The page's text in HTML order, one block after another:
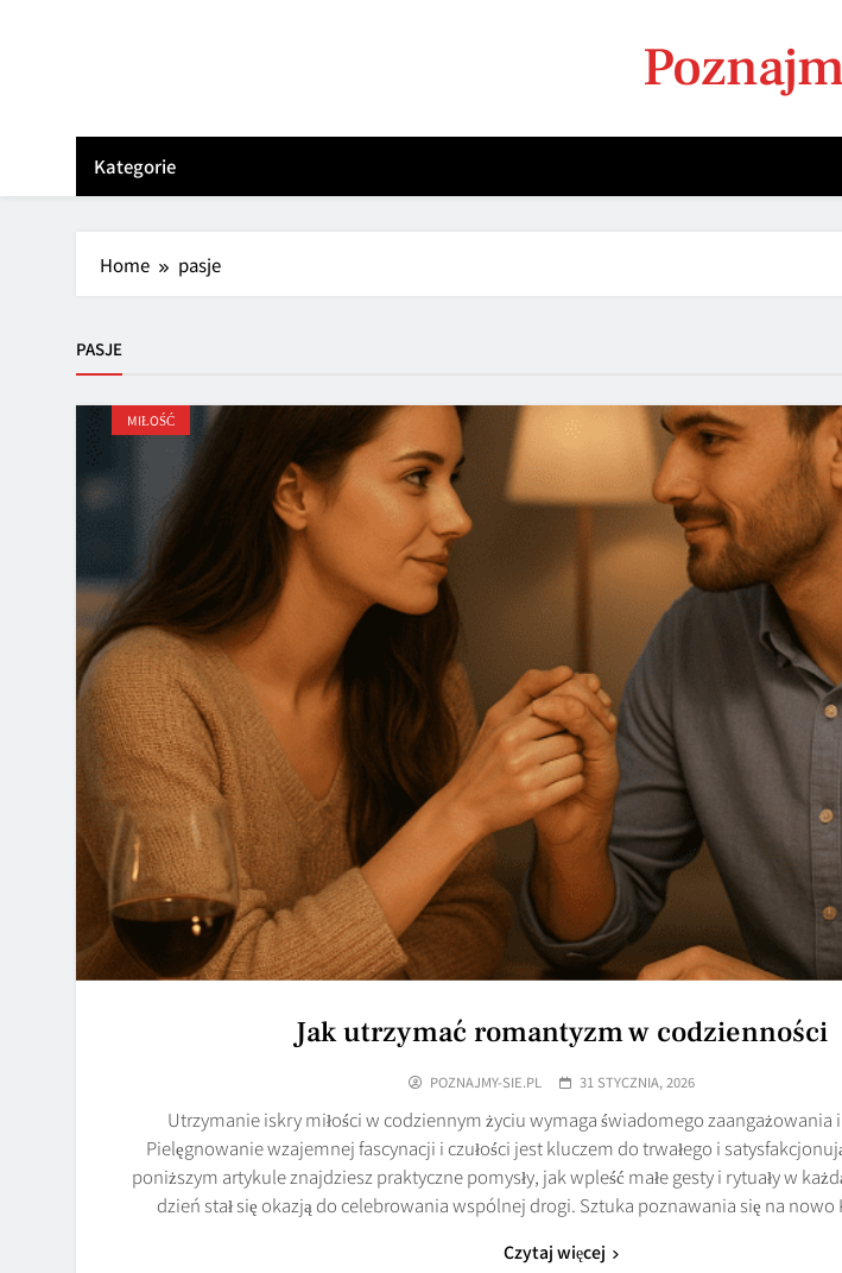
Kategorie
Home pasje
PASJE
MIŁOŚĆ
Jak utrzymać romantyzm w codzienności
POZNAJMY-SIE.PL 31 STYCZNIA, 2026
Utrzymanie iskry miłości w codziennym życiu wymaga świadomego zaangażowania
Pielęgnowanie wzajemnej fascynacji i czułości jest kluczem do trwałego i
poniższym artykule znajdziesz praktyczne pomysły, jak wpleść małe gesty i rytuały w
dzień stał się okazją do celebrowania wspólnej drogi. Sztuka poznawania się na
Czytaj więcej